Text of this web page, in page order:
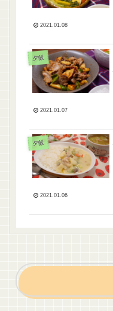
2021.01.08
夕飯
2021.01.07
夕飯
2021.01.06